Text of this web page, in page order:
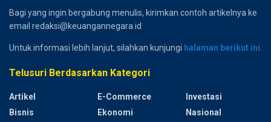
Bagi yang ingin bergabung menulis, kirimkan contoh artikelnya ke
email redaksi@keuangannegara.id
Untuk informasi lebih lanjut, silahkan kunjungi halaman berikut ini
Telusuri Berdasarkan Kategori
Artikel
Bisnis
E-Commerce
Ekonomi
Investasi
Nasional